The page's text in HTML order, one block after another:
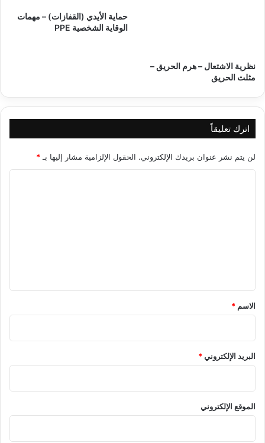
نظرية الاشتعال – هرم الحريق –
مثلث الحريق
حماية الأيدي (القفازات) – مهمات
الوقاية الشخصية PPE
اترك تعليقاً
لن يتم نشر عنوان بريدك الإلكتروني. الحقول الإلزامية مشار إليها بـ *
*
الاسم *
البريد الإلكتروني*
الموقع الإلكتروني